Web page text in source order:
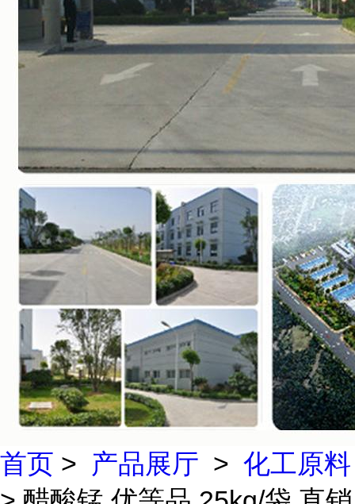
首页 > 产品展厅 > 化工原料